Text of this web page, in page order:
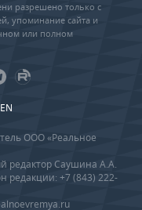
разрешено только с
упоминание сайта и
или полном
EN
ООО «Реальное
редактор Саушина А.А.
редакции: +7 (843) 222-